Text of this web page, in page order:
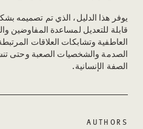
يوفر هذا الدليل، الذي تم تصميمه
قابلة للتعديل لمساعدة المفاوضين
العاطفية وتشابكات العلاقات
الصدمة والشخصيات الصعبة وحتى
الصفة الإنسانية.
AUTHORS